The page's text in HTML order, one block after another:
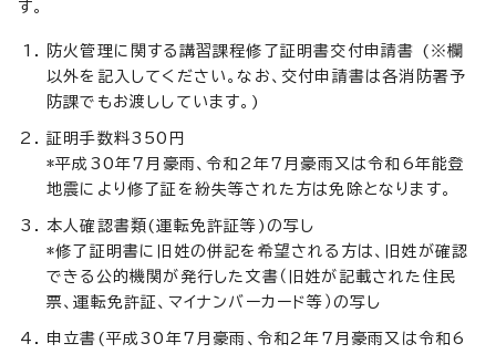
す。
防火管理に関する講習課程修了証明書交付申請書 (※欄
以外を記入してください。なお、交付申請書は各消防署予
防課でもお渡ししています。)
証明手数料350円
*平成30年7月豪雨、令和2年7月豪雨又は令和6年能登
地震により修了証を紛失等された方は免除となります。
本人確認書類(運転免許証等)の写し
*修了証明書に旧姓の併記を希望される方は、旧姓が確認
できる公的機関が発行した文書（旧姓が記載された住民
票、運転免許証、マイナンバーカード等）の写し
申立書(平成30年7月豪雨、令和2年7月豪雨又は令和6